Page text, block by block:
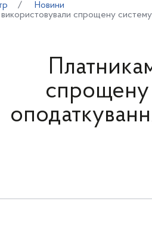
Новини
використовували спрощену
спрощену